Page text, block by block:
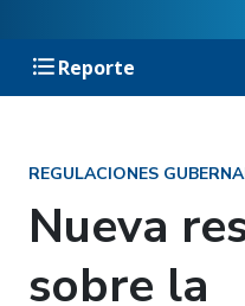
Reporte
REGULACIONES
Nueva
sobre la